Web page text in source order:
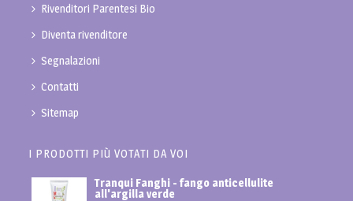
Rivenditori Parentesi Bio
Diventa rivenditore
Segnalazioni
Contatti
Sitemap
I PRODOTTI PIÙ VOTATI DA VOI
Tranqui Fanghi - fango anticellulite
all'argilla verde